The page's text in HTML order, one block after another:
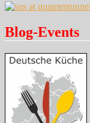
Blog-Events